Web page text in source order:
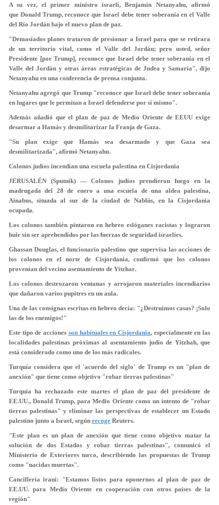
A su vez, el primer ministro israelí, Benjamin Netanyahu, afirmó
que Donald Trump, reconoce que Israel debe tener soberanía en el Valle
del Río Jordán bajo el nuevo plan de paz.
"Demasiados planes trataron de presionar a Israel para que se retirara
de un territorio vital, como el Valle del Jordán; pero usted, señor
Presidente [por Trump], reconoce que Israel debe tener soberanía en el
Valle del Jordán y otras áreas estratégicas de Judea y Samaria", dijo
Netanyahu en una conferencia de prensa conjunta.
Netanyahu agregó que Trump "reconoce que Israel debe tener soberanía
en lugares que le permitan a Israel defenderse por sí mismo".
Además añadió que el plan de paz de Medio Oriente de EEUU exige
desarmar a Hamás y desmilitarizar la Franja de Gaza.
"Su plan exige que Hamás sea desarmado y que Gaza sea
desmilitarizada", afirmó Netanyahu.
Colonos judíos incendian una escuela palestina en Cisjordania
JERUSALÉN (Sputnik) — Colonos judíos prendieron fuego en la
madrugada del 28 de enero a una escuela de una aldea palestina,
Ainabus, situada al sur de la ciudad de Nablús, en la Cisjordania
ocupada.
Los colonos también pintaron en hebreo eslóganes racistas y lograron
huir sin ser aprehendidos por las fuerzas de seguridad israelíes.
Ghassan Douglas, el funcionario palestino que supervisa las acciones de
los colonos en el norte de Cisjordania, confirmó que los colonos
provenían del vecino asentamiento de Yitzhar.
Los colonos destrozaron ventanas y arrojaron materiales incendiarios
que dañaron varios pupitres en un aula.
Una de las consignas escritas en hebreo decía: "¿Destruimos casas? ¡Solo
las de los enemigos!"
Este tipo de acciones son habituales en Cisjordania, especialmente en las
localidades palestinas próximas al asentamiento judío de Yitzhah, que
está considerado como uno de los más radicales.
Turquía considera que el 'acuerdo del siglo' de Trump es un "plan de
anexión" que tiene como objetivo "robar tierras palestinas"
Turquía ha rechazado este martes el plan de paz del presidente de
EE.UU., Donald Trump, para Medio Oriente como un intento de "robar
tierras palestinas" y eliminar las perspectivas de establecer un Estado
palestino junto a Israel, según recoge Reuters.
"Este plan es un plan de anexión que tiene como objetivo matar la
solución de dos Estados y robar tierras palestinas", comunicó el
Ministerio de Exteriores turco, describiendo las propuestas de Trump
como "nacidas muertas".
Cancillería iraní: "Estamos listos para oponernos al plan de paz de
EE.UU. para Medio Oriente en cooperación con otros países de la
región"